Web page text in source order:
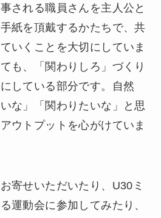
される職員さんを主人公と
紙を頂戴するかたちで、共
いくことを大切にしていま
も、「関わりしろ」づくり
している部分です。自然
な」「関わりたいな」と思
ウトプットを心がけていま
寄せいただいたり、U30ミ
運動会に参加してみたり、